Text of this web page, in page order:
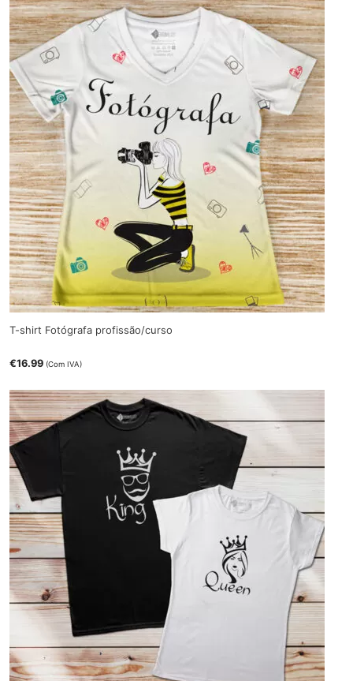
T-shirt Fotógrafa profissão/curso
€16.99 (Com IVA)